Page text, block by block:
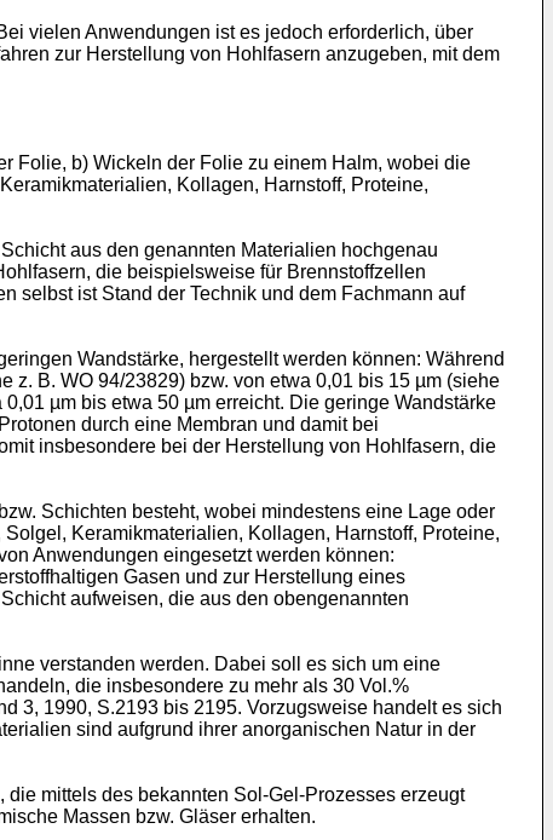
vielen Anwendungen ist es jedoch erforderlich, über
zur Herstellung von Hohlfasern anzugeben, mit dem
Folie, b) Wickeln der Folie zu einem Halm, wobei die
Kollagen, Harnstoff, Proteine,
aus den genannten Materialien hochgenau
die beispielsweise für Brennstoffzellen
selbst ist Stand der Technik und dem Fachmann auf
Wandstärke, hergestellt werden können: Während
z. B. WO 94/23829) bzw. von etwa 0,01 bis 15 µm (siehe
µm bis etwa 50 µm erreicht. Die geringe Wandstärke
durch eine Membran und damit bei
insbesondere bei der Herstellung von Hohlfasern, die
Schichten besteht, wobei mindestens eine Lage oder
Keramikmaterialien, Kollagen, Harnstoff, Proteine,
Anwendungen eingesetzt werden können:
Gasen und zur Herstellung eines
aufweisen, die aus den obengenannten
verstanden werden. Dabei soll es sich um eine
die insbesondere zu mehr als 30 Vol.%
3, 1990, S.2193 bis 2195. Vorzugsweise handelt es sich
sind aufgrund ihrer anorganischen Natur in der
mittels des bekannten Sol-Gel-Prozesses erzeugt
Massen bzw. Gläser erhalten.